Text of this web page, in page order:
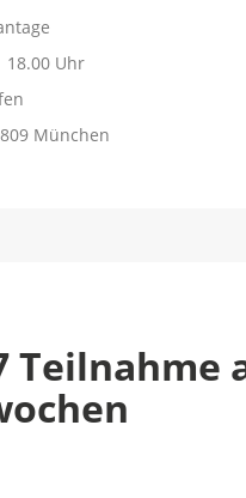
18.00 Uhr
München
Teilnahme